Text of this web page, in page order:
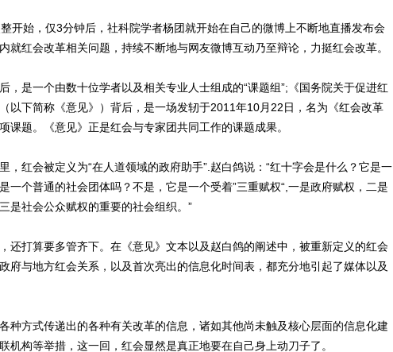
始，仅3分钟后，社科院学者杨团就开始在自己的微博上不断地直播发布会
就红会改革相关问题，持续不断地与网友微博互动乃至辩论，力挺红会改革。
是一个由数十位学者以及相关专业人士组成的“课题组”;《国务院关于促进红
以下简称《意见》）背后，是一场发轫于2011年10月22日，名为《红会改革
课题。《意见》正是红会与专家团共同工作的课题成果。
红会被定义为“在人道领域的政府助手”.赵白鸽说：“红十字会是什么？它是一
一个普通的社会团体吗？不是，它是一个受着”三重赋权“,一是政府赋权，二是
是社会公众赋权的重要的社会组织。”
打算要多管齐下。在《意见》文本以及赵白鸽的阐述中，被重新定义的红会
府与地方红会关系，以及首次亮出的信息化时间表，都充分地引起了媒体以及
方式传递出的各种有关改革的信息，诸如其他尚未触及核心层面的信息化建
机构等举措，这一回，红会显然是真正地要在自己身上动刀子了。